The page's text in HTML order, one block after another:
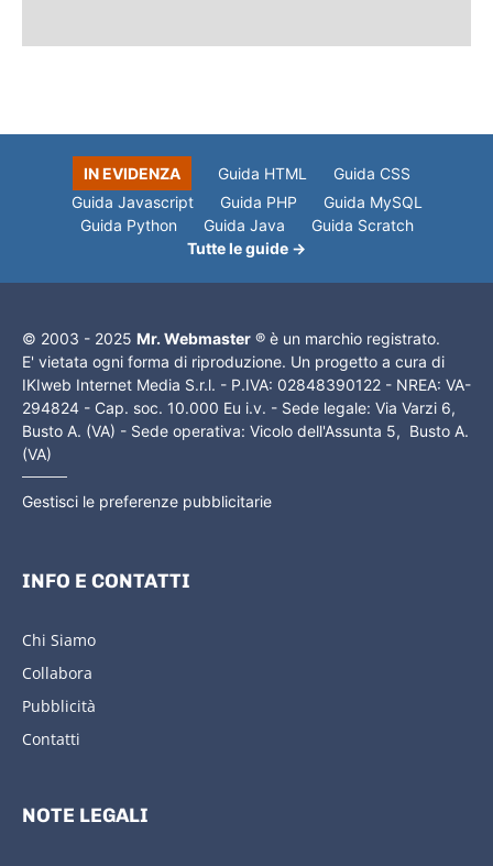
IN EVIDENZA Guida HTML
Guida CSS
Guida Javascript
Guida PHP
Guida MySQL
Guida Python
Guida Java
Guida Scratch
Tutte le guide →
© 2003 - 2025 Mr. Webmaster ® è un marchio registrato.
E' vietata ogni forma di riproduzione. Un progetto a cura di
IKIweb Internet Media S.r.l. - P.IVA: 02848390122 - NREA: VA-
294824 - Cap. soc. 10.000 Eu i.v. - Sede legale: Via Varzi 6,
Busto A. (VA) - Sede operativa: Vicolo dell'Assunta 5, Busto A.
(VA)
Gestisci le preferenze pubblicitarie
INFO E CONTATTI
Chi Siamo
Collabora
Pubblicità
Contatti
NOTE LEGALI